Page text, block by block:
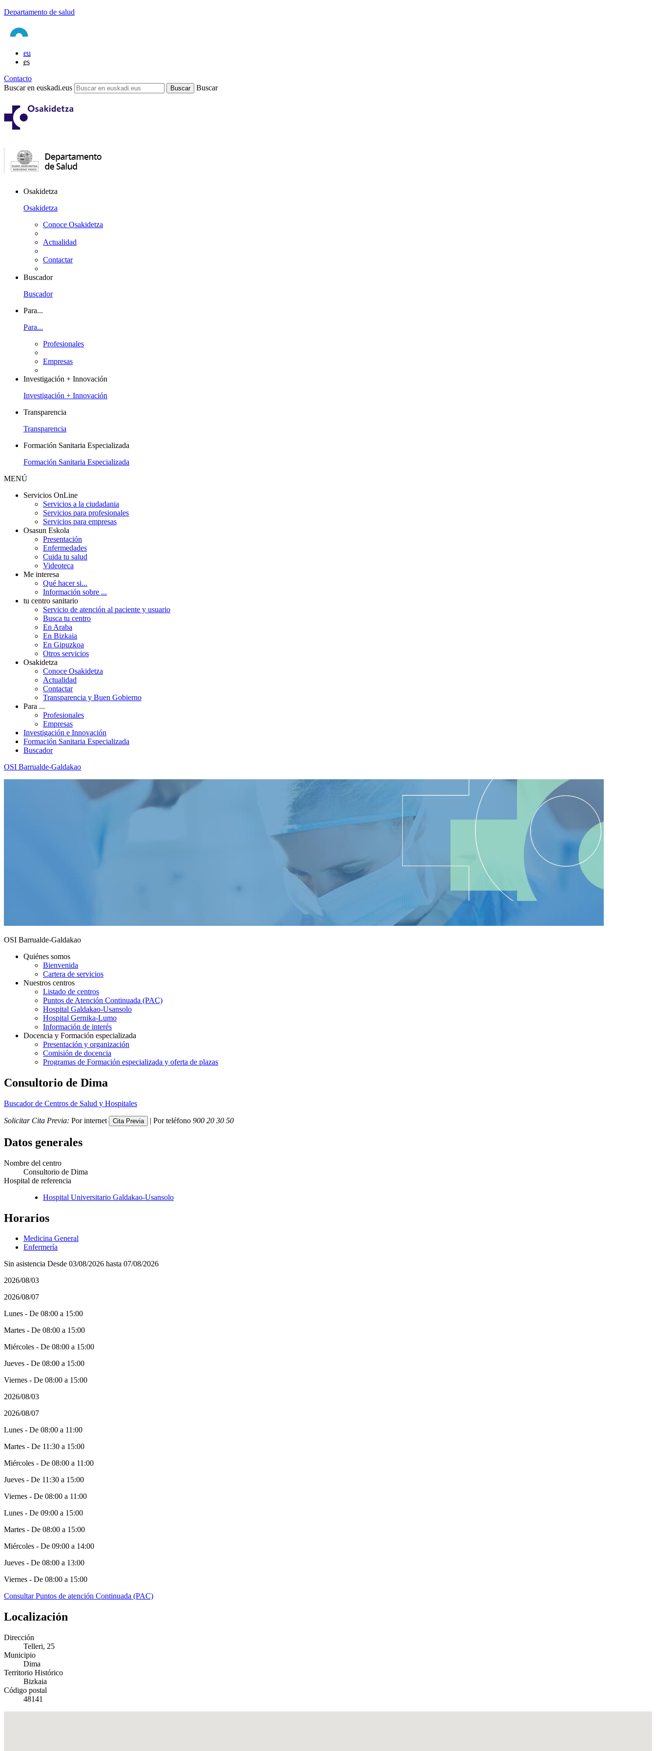
Departamento de salud
eu
es
Contacto
Buscar en euskadi.eus
Buscar
Osakidetza
Osakidetza
Conoce Osakidetza
Actualidad
Contactar
Buscador
Buscador
Para...
Para...
Profesionales
Empresas
Investigación + Innovación
Investigación + Innovación
Transparencia
Transparencia
Formación Sanitaria Especializada
Formación Sanitaria Especializada
MENÚ
Servicios OnLine
Servicios a la ciudadania
Servicios para profesionales
Servicios para empresas
Osasun Eskola
Presentación
Enfermedades
Cuida tu salud
Videoteca
Me interesa
Qué hacer si...
Información sobre ...
tu centro sanitario
Servicio de atención al paciente y usuario
Busca tu centro
En Araba
En Bizkaia
En Gipuzkoa
Otros servicios
Osakidetza
Conoce Osakidetza
Actualidad
Contactar
Transparencia y Buen Gobierno
Para ...
Profesionales
Empresas
Investigación e Innovación
Formación Sanitaria Especializada
Buscador
OSI Barrualde-Galdakao
OSI Barrualde-Galdakao
Quiénes somos
Bienvenida
Cartera de servicios
Nuestros centros
Listado de centros
Puntos de Atención Continuada (PAC)
Hospital Galdakao-Usansolo
Hospital Gernika-Lumo
Información de interés
Docencia y Formación especializada
Presentación y organización
Comisión de docencia
Programas de Formación especializada y oferta de plazas
Consultorio de Dima
Buscador de Centros de Salud y Hospitales
Solicitar Cita Previa: Por internet | Por teléfono 900 20 30 50
Datos generales
Nombre del centro
Consultorio de Dima
Hospital de referencia
Hospital Universitario Galdakao-Usansolo
Horarios
Medicina General
Enfermería
Sin asistencia Desde 03/08/2026 hasta 07/08/2026
2026/08/03
2026/08/07
Lunes - De 08:00 a 15:00
Martes - De 08:00 a 15:00
Miércoles - De 08:00 a 15:00
Jueves - De 08:00 a 15:00
Viernes - De 08:00 a 15:00
2026/08/03
2026/08/07
Lunes - De 08:00 a 11:00
Martes - De 11:30 a 15:00
Miércoles - De 08:00 a 11:00
Jueves - De 11:30 a 15:00
Viernes - De 08:00 a 11:00
Lunes - De 09:00 a 15:00
Martes - De 08:00 a 15:00
Miércoles - De 09:00 a 14:00
Jueves - De 08:00 a 13:00
Viernes - De 08:00 a 15:00
Consultar Puntos de atención Continuada (PAC)
Localización
Dirección
Telleri, 25
Municipio
Dima
Territorio Histórico
Bizkaia
Código postal
48141